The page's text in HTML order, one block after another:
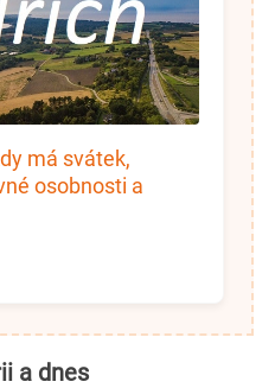
má svátek,
osobnosti a
a dnes